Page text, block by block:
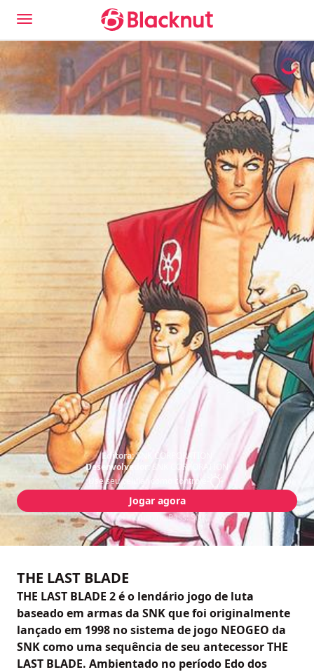
Editora:SNK CORPORATION
Desenvolvedor:
SNK CORPORATION
Use seu celular como controle
Jogar agora
Jogo incluso no Pass: SNK
THE LAST BLADE
THE LAST BLADE 2 é o lendário jogo de luta
baseado em armas da SNK que foi originalmente
lançado em 1998 no sistema de jogo NEOGEO da
SNK como uma sequência de seu antecessor THE
LAST BLADE. Ambientado no período Edo dos